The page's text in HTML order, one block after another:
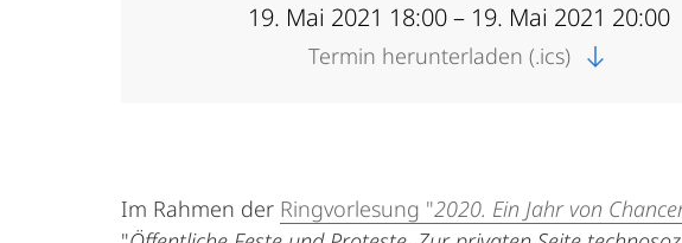
19. Mai 2021 18:00 – 19. Mai 2021 20:00
Termin herunterladen (.ics)
Im Rahmen der Ringvorlesung "2020. Ein Jahr von